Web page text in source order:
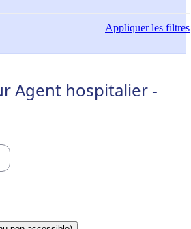
Appliquerles filtres
Agent hospitalier -